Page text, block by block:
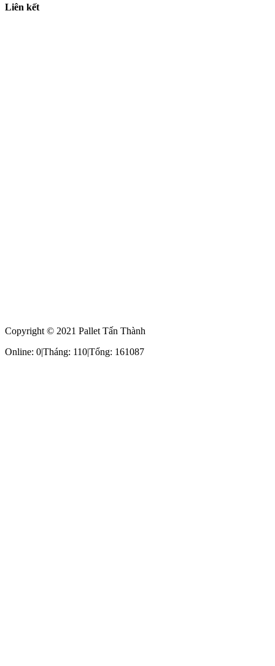
Liên kết
Copyright © 2021 Pallet Tấn Thành
Online: 0|Tháng: 110|Tổng: 161087